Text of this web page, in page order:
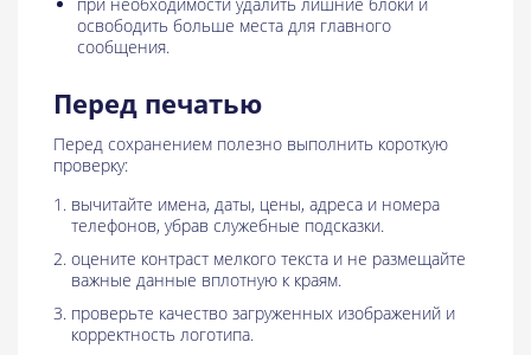
освободить больше места для главного
сообщения.
Перед печатью
Перед сохранением полезно выполнить короткую
проверку:
вычитайте имена, даты, цены, адреса и номера
телефонов, убрав служебные подсказки.
оцените контраст мелкого текста и не размещайте
важные данные вплотную к краям.
проверьте качество загруженных изображений и
корректность логотипа.